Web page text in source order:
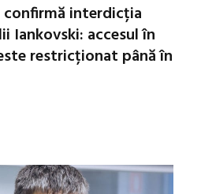
interdicția
Iankovski: accesul în
restricționat până în